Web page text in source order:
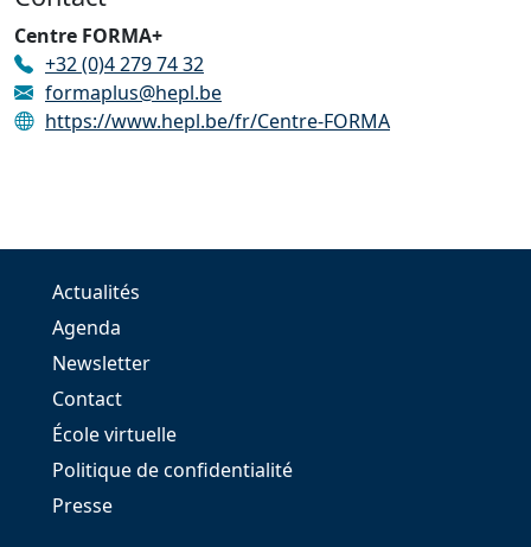
Centre FORMA+
+32 (0)4 279 74 32
formaplus@hepl.be
https://www.hepl.be/fr/Centre-FORMA
Actualités
Agenda
Newsletter
Contact
École virtuelle
Politique de confidentialité
Presse